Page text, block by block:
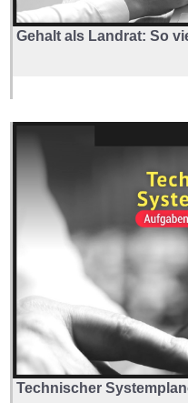
Gehalt als Landrat: So
Technischer